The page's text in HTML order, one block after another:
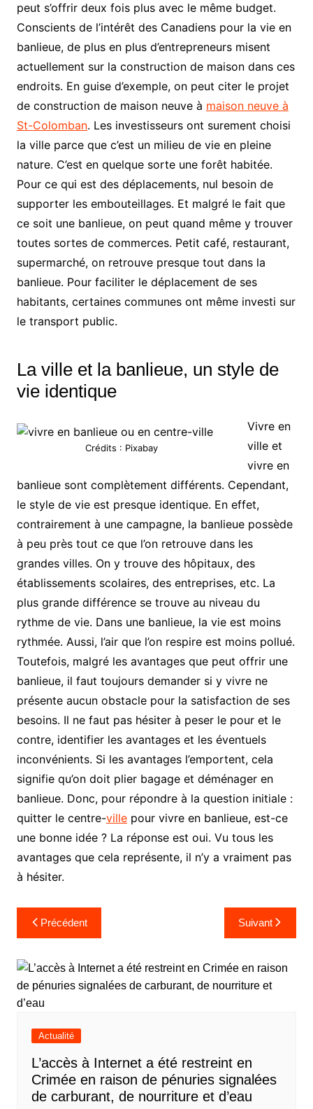
peut s’offrir deux fois plus avec le même budget.
Conscients de l’intérêt des Canadiens pour la vie en
banlieue, de plus en plus d’entrepreneurs misent
actuellement sur la construction de maison dans ces
endroits. En guise d’exemple, on peut citer le projet
de construction de maison neuve à maison neuve à
St-Colomban. Les investisseurs ont surement choisi
la ville parce que c’est un milieu de vie en pleine
nature. C’est en quelque sorte une forêt habitée.
Pour ce qui est des déplacements, nul besoin de
supporter les embouteillages. Et malgré le fait que
ce soit une banlieue, on peut quand même y trouver
toutes sortes de commerces. Petit café, restaurant,
supermarché, on retrouve presque tout dans la
banlieue. Pour faciliter le déplacement de ses
habitants, certaines communes ont même investi sur
le transport public.
La ville et la banlieue, un style de
vie identique
Crédits : Pixabay
Vivre en
ville et
vivre en
banlieue sont complètement différents. Cependant,
le style de vie est presque identique. En effet,
contrairement à une campagne, la banlieue possède
à peu près tout ce que l’on retrouve dans les
grandes villes. On y trouve des hôpitaux, des
établissements scolaires, des entreprises, etc. La
plus grande différence se trouve au niveau du
rythme de vie. Dans une banlieue, la vie est moins
rythmée. Aussi, l’air que l’on respire est moins pollué.
Toutefois, malgré les avantages que peut offrir une
banlieue, il faut toujours demander si y vivre ne
présente aucun obstacle pour la satisfaction de ses
besoins. Il ne faut pas hésiter à peser le pour et le
contre, identifier les avantages et les éventuels
inconvénients. Si les avantages l’emportent, cela
signifie qu’on doit plier bagage et déménager en
banlieue. Donc, pour répondre à la question initiale :
quitter le centre-villepour vivre en banlieue, est-ce
une bonne idée ? La réponse est oui. Vu tous les
avantages que cela représente, il n’y a vraiment pas
à hésiter.
Navigation
de
l’article
Précédent Suivant
Actualité
L’accès à Internet a été restreint en
Crimée en raison de pénuries signalées
de carburant, de nourriture et d’eau